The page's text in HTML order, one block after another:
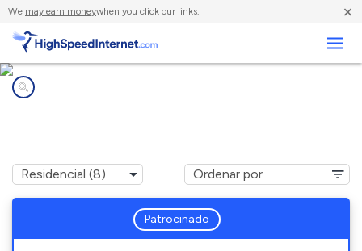
We may earn moneywhen you click our links. ×
Patrocinado